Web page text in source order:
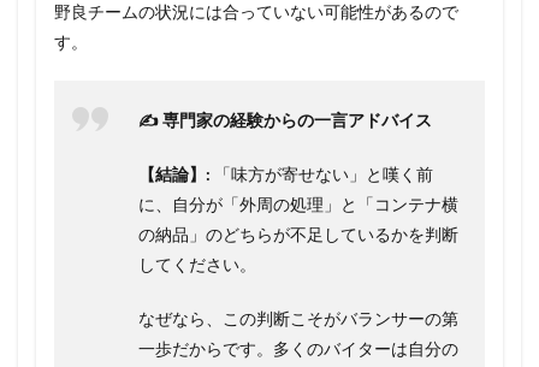
野良チームの状況には合っていない可能性があるので
す。
✍️ 専門家の経験からの一言アドバイス
【結論】: 「味方が寄せない」と嘆く前
に、自分が「外周の処理」と「コンテナ横
の納品」のどちらが不足しているかを判断
してください。
なぜなら、この判断こそがバランサーの第
一歩だからです。多くのバイターは自分の